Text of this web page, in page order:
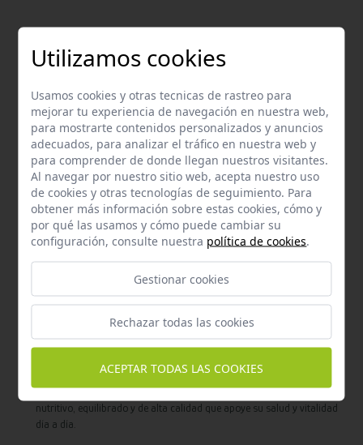
Pienso para Caballos – Nutrición Completa y Equilibrada
EnWeLoveMascotas.com te ofrecemos una selección premium de
pienso para caballos, formulado para cubrir todas las necesidades
nutricionales de tu caballo en cada etapa de su vida y actividad.
Nuestro pienso garantiza un aporte equilibrado de proteínas,
vitaminas, minerales y energía, favoreciendo su salud, rendimiento y
bienestar general.
Nuestros piensos para caballos están elaborados con ingredientes
de alta calidad y fórmulas adaptadas para distintos tipos de
caballos: desde potrillos en crecimiento hasta ejemplares de trabajo
o competición. Con un pienso adecuado, tu caballo mantendrá un
En WeLoveMascotas.com seleccionamos productos que cumplen con
alimentar a tu caballo con confianza. Compra online con envío rápido
y asegúrate de brindarle la mejor nutrición para una vida sana y
Confía en WeLoveMascotas.com para ofrecer a tu caballo un pienso
nutritivo, equilibrado y de alta calidad que apoye su salud y vitalidad
día a día.
Utilizamos cookies
Usamos cookies y otras tecnicas de rastreo para
mejorar tu experiencia de navegación en nuestra web,
para mostrarte contenidos personalizados y anuncios
adecuados, para analizar el tráfico en nuestra web y
para comprender de donde llegan nuestros visitantes.
Al navegar por nuestro sitio web, acepta nuestro uso
de cookies y otras tecnologías de seguimiento. Para
obtener más información sobre estas cookies, cómo y
por qué las usamos y cómo puede cambiar su
configuración, consulte nuestra política de cookies.
Gestionar cookies
Rechazar todas las cookies
ACEPTAR TODAS LAS COOKIES